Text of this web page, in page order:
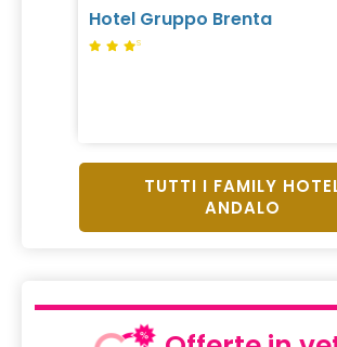
Hotel Gruppo Brenta
S
TUTTI I FAMILY
ANDALO